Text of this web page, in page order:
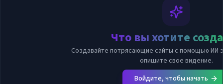
Что вы хотите
Создавайте потрясающие сайты с помощью ИИ
опишите свое видение.
Войдите, чтобы начать